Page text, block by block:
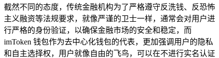
截然不同的态度，传统金融机构为了严格遵守反洗钱、反恐怖
主义融资等法规要求，就像严谨的卫士一样，通常会对用户进
行严格的身份验证，以确保金融市场的安全和稳定，而
imToken 钱包作为去中心化钱包的代表，更加强调用户的隐私
和自主选择权，用户就像自由的飞鸟，可以在不进行实名认证